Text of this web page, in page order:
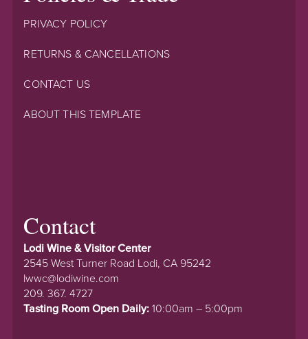
PRIVACY POLICY
RETURNS & CANCELLATIONS
CONTACT US
ABOUT THIS TEMPLATE
Contact
Lodi Wine & Visitor Center
2545 West Turner Road Lodi, CA 95242
lwwc@lodiwine.com
209. 367. 4727
Tasting Room Open Daily: 10:00am – 5:00pm